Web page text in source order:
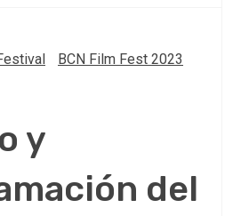
BCN Film Fest 2023
y
del